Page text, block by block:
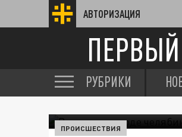
АВТОРИЗАЦИЯ
РУБРИКИ
ПРОИСШЕСТВИЯ